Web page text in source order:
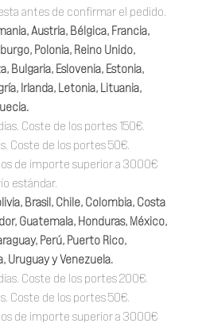
antes de confirmar el pedido.
Austria, Bélgica, Francia,
Polonia, Reino Unido,
Bulgaria, Eslovenia, Estonia,
Irlanda, Letonia, Lituania,
Coste de los portes 150€.
Coste de los portes 50€.
de importe superior a 3000€
estándar.
Brasil, Chile, Colombia, Costa
Guatemala, Honduras, México,
Perú, Puerto Rico,
Uruguay y Venezuela.
Coste de los portes 200€.
Coste de los portes 50€.
de importe superior a 3000€